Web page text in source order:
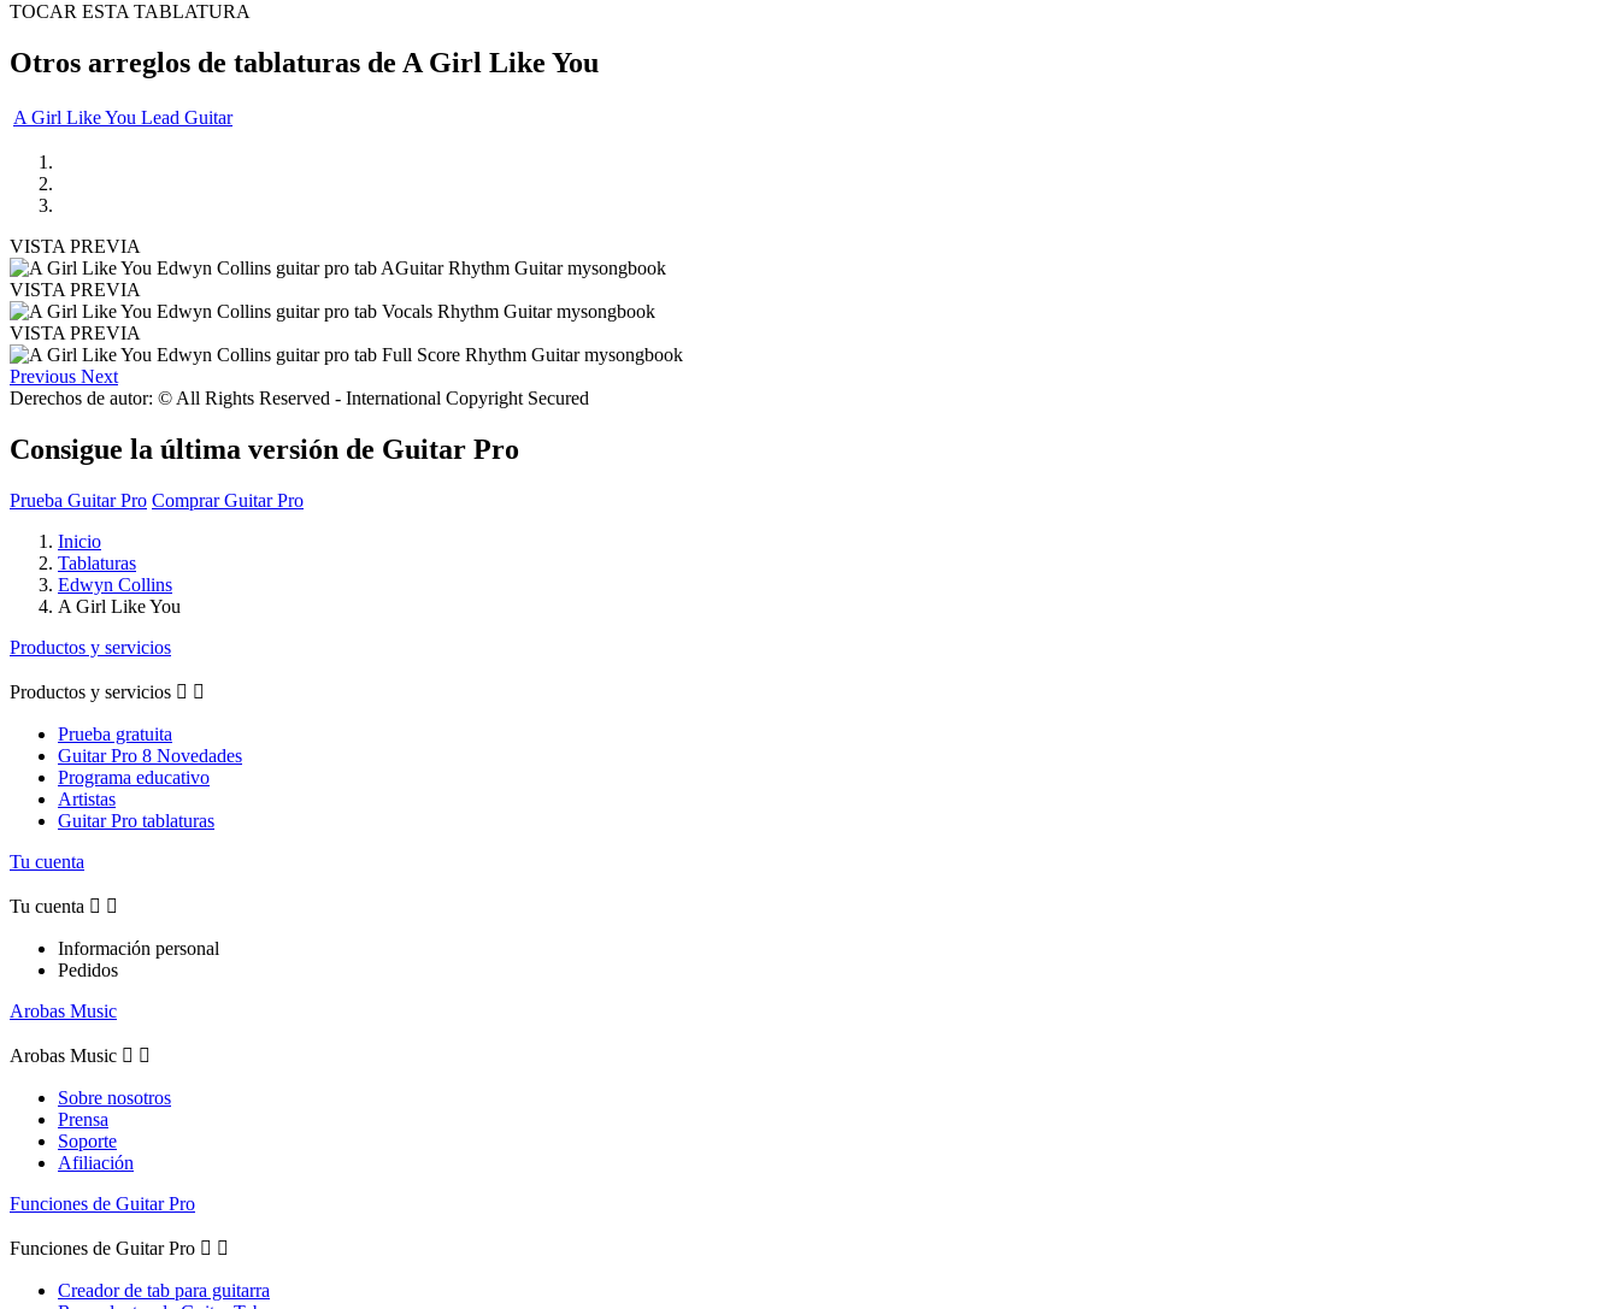
TOCAR ESTA TABLATURA
Otros arreglos de tablaturas de A Girl Like You
A Girl Like You Lead Guitar
VISTA PREVIA
VISTA PREVIA
VISTA PREVIA
Previous Next
Derechos de autor: © All Rights Reserved - International Copyright Secured
Consigue la última versión de Guitar Pro
Prueba Guitar Pro Comprar Guitar Pro
Inicio
Tablaturas
Edwyn Collins
A Girl Like You
Productos y servicios
Productos y servicios  
Prueba gratuita
Guitar Pro 8 Novedades
Programa educativo
Artistas
Guitar Pro tablaturas
Tu cuenta
Tu cuenta  
Información personal
Pedidos
Arobas Music
Arobas Music  
Sobre nosotros
Prensa
Soporte
Afiliación
Funciones de Guitar Pro
Funciones de Guitar Pro  
Creador de tab para guitarra